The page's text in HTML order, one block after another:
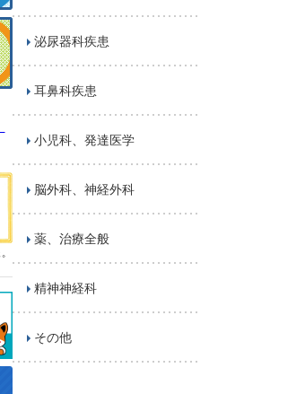
泌尿器科疾患
耳鼻科疾患
小児科、発達医学
脳外科、神経外科
薬、治療全般
精神神経科
その他